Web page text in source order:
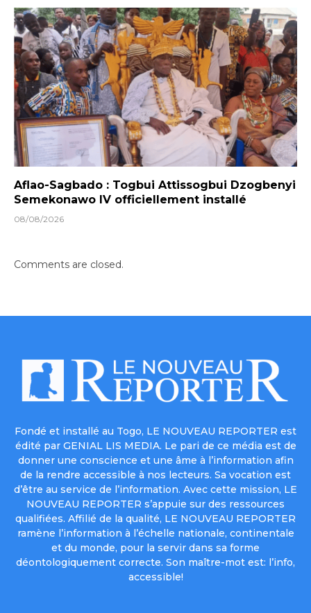
Aflao-Sagbado : Togbui Attissogbui Dzogbenyi
Semekonawo IV officiellement installé
08/08/2026
Comments are closed.
Fondé et installé au Togo, LE NOUVEAU REPORTER est
édité par GENIAL LIS MEDIA. Le pari de ce média est de
donner une conscience et une âme à l’information afin
de la rendre accessible à nos lecteurs. Sa vocation est
d’être au service de l’information. Avec cette mission, LE
NOUVEAU REPORTER s’appuie sur des ressources
qualifiées. Affilié de la qualité, LE NOUVEAU REPORTER
ramène l’information à l’échelle nationale, continentale
et du monde, pour la servir dans sa forme
déontologiquement correcte. Son maître-mot est: l’info,
accessible!